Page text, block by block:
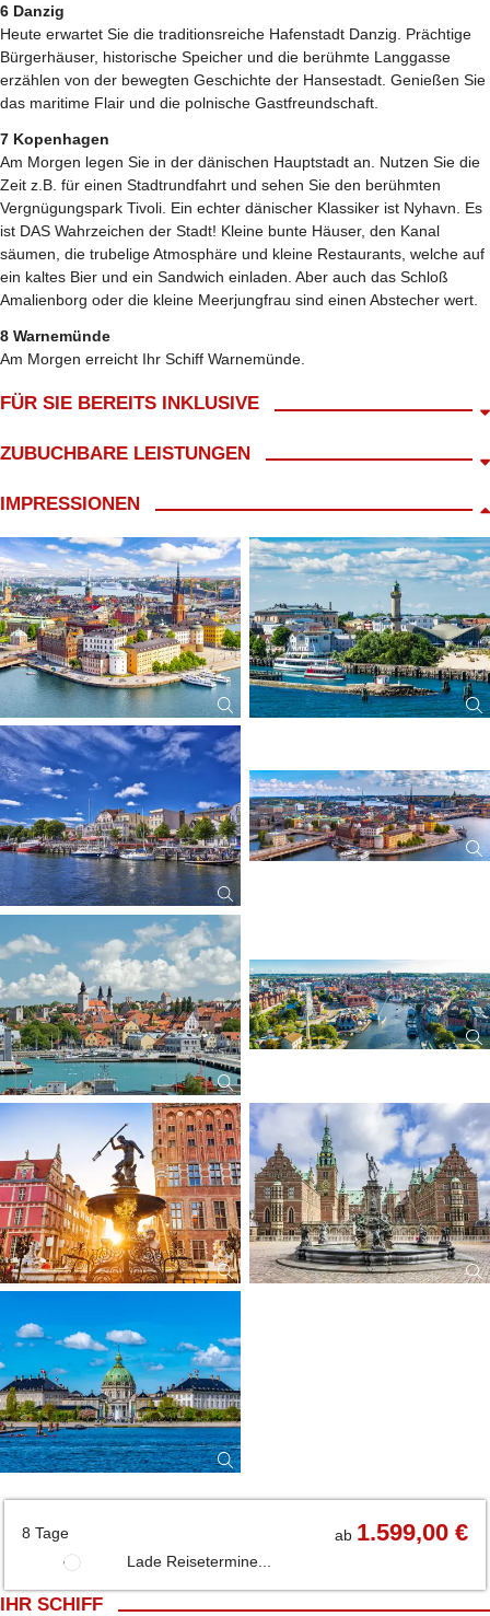
6 Danzig
Heute erwartet Sie die traditionsreiche Hafenstadt Danzig. Prächtige
Bürgerhäuser, historische Speicher und die berühmte Langgasse
erzählen von der bewegten Geschichte der Hansestadt. Genießen Sie
das maritime Flair und die polnische Gastfreundschaft.
7 Kopenhagen
Am Morgen legen Sie in der dänischen Hauptstadt an. Nutzen Sie die
Zeit z.B. für einen Stadtrundfahrt und sehen Sie den berühmten
Vergnügungspark Tivoli. Ein echter dänischer Klassiker ist Nyhavn. Es
ist DAS Wahrzeichen der Stadt! Kleine bunte Häuser, den Kanal
säumen, die trubelige Atmosphäre und kleine Restaurants, welche auf
ein kaltes Bier und ein Sandwich einladen. Aber auch das Schloß
Amalienborg oder die kleine Meerjungfrau sind einen Abstecher wert.
8 Warnemünde
Am Morgen erreicht Ihr Schiff Warnemünde.
FÜR SIE BEREITS INKLUSIVE
An- und Abreise zum Hafen Warnemünde im modernen Reisebus
Reisebegleitung während der Kreuzfahrt durch LANG Reisen
7x Vollpension an Bord
ausgewählte Getränke in den Buffet-Restaurants
Schiffsreise gemäß Routenkarte
inkl. 30,-€ Servicepauschale für Reisebüroleistungen (nicht
erstattbar)
ZUBUCHBARE LEISTUNGEN
Ortstaxe
IMPRESSIONEN
8 Tage ab 1.599,00 €
Lade Reisetermine...
IHR SCHIFF